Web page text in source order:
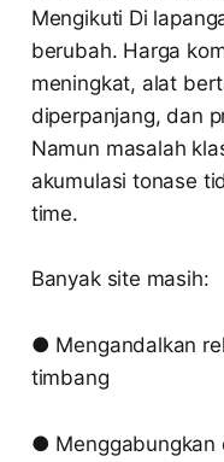
Mengikuti Di
berubah. Harga
meningkat, alat
diperpanjang, dan
Namun masalah
akumulasi tonase
time.
Banyak site masih:
● Mengandalkan
timbang
● Menggabungkan